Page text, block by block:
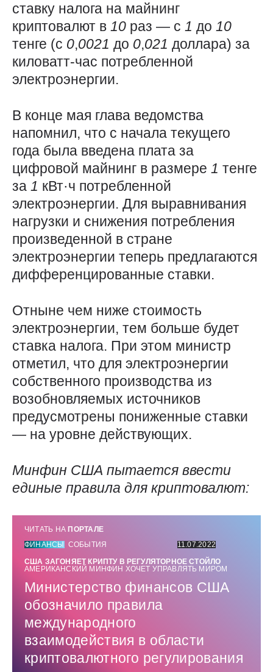
ставку налога на майнинг
криптовалют в 10 раз — с 1 до 10
тенге (с 0,0021 до 0,021 доллара) за
киловатт-час потребленной
электроэнергии.
В конце мая глава ведомства
напомнил, что с начала текущего
года была введена плата за
цифровой майнинг в размере 1 тенге
за 1 кВт·ч потребленной
электроэнергии. Для выравнивания
нагрузки и снижения потребления
произведенной в стране
электроэнергии теперь предлагаются
дифференцированные ставки.
Отныне чем ниже стоимость
электроэнергии, тем больше будет
ставка налога. При этом министр
отметил, что для электроэнергии
собственного производства из
возобновляемых источников
предусмотрены пониженные ставки
— на уровне действующих.
Минфин США пытается ввести
единые правила для криптовалют:
ЧИТАТЬ НА ПОРТАЛЕ
ФИНАНСЫ
СОБЫТИЯ
11.07.2022
США ЗАГОНЯЕТ КРИПТУ В РЕГУЛЯТОРНОЕ СТОЙЛО
АМЕРИКАНСКИЙ МИНФИН ХОЧЕТ УПРАВЛЯТЬ МИРОМ
Министерство финансов США
обозначило правила
международного
взаимодействия в области
криптовалютного регулирования